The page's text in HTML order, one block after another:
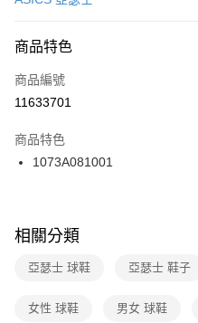
３．安心：先確認商品／服務後，再
【「AFTEE先享後付」結帳流程】
１．於結帳方式選擇「AFTEE先享
２．訂單成立數日內，您將收到繳費
３．收到繳費通知簡訊後14天內，
ATM／網路銀行／等多元方式進行付
※ 交易是否成功請以「AFTEE先享
是否繳費成功／繳費後需取消欲退款
客戶支援中心」
https://
１．透過由恩沛科技股份有限公司
每筆NT$100，滿NT$1,500(含以
宅配
每筆NT$100，滿NT$1,500(含以
付款後門市自取
每筆NT$100，滿NT$1,500(含以
商品特色
商品編號
11633701
商品特色
1073A081001
相關分類
亞瑟士 球鞋 亞瑟士 鞋子
女性 球鞋 男女 球鞋